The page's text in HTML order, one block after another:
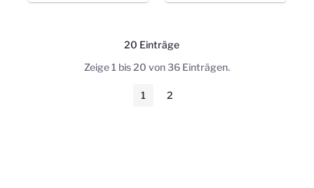
20 Einträge
Pro Seite
Zeige 1 bis 20 von 36 Einträgen.
Seite
1 Seite
2